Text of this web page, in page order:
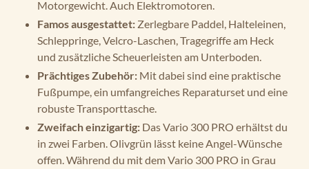
Motorgewicht. Auch Elektromotoren.
Famos ausgestattet: Zerlegbare Paddel, Halteleinen,
Schleppringe, Velcro-Laschen, Tragegriffe am Heck
und zusätzliche Scheuerleisten am Unterboden.
Prächtiges Zubehör: Mit dabei sind eine praktische
Fußpumpe, ein umfangreiches Reparaturset und eine
robuste Transporttasche.
Zweifach einzigartig: Das Vario 300 PRO erhältst du
in zwei Farben. Olivgrün lässt keine Angel-Wünsche
offen. Während du mit dem Vario 300 PRO in Grau